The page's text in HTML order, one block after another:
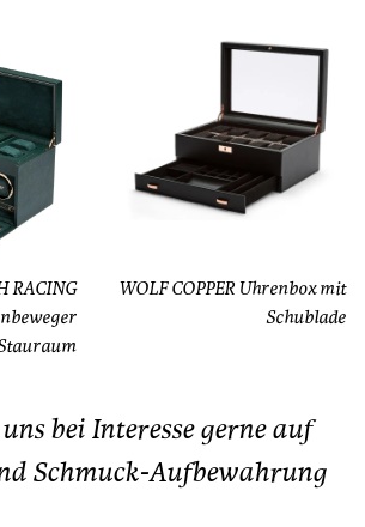
RACING
WOLF COPPER Uhrenbox mit
Schublade
bei Interesse gerne auf
Schmuck-Aufbewahrung